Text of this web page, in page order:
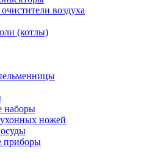
воздуха
(котлы)
наборы
ножей
приборы